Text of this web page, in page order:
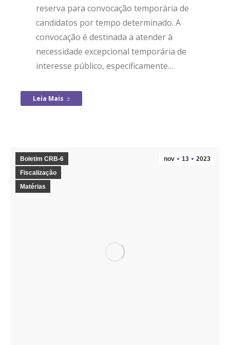
reserva para convocação temporária de
candidatos por tempo determinado. A
convocação é destinada a atender à
necessidade excepcional temporária de
interesse público, especificamente…
Leia Mais
nov 13 2023
Boletim CRB-6
Fiscalização
Matérias